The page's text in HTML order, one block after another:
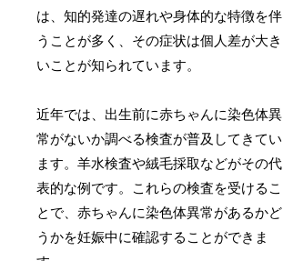
は、知的発達の遅れや身体的な特徴を伴
うことが多く、その症状は個人差が大き
いことが知られています。
近年では、出生前に赤ちゃんに染色体異
常がないか調べる検査が普及してきてい
ます。羊水検査や絨毛採取などがその代
表的な例です。これらの検査を受けるこ
とで、赤ちゃんに染色体異常があるかど
うかを妊娠中に確認することができま